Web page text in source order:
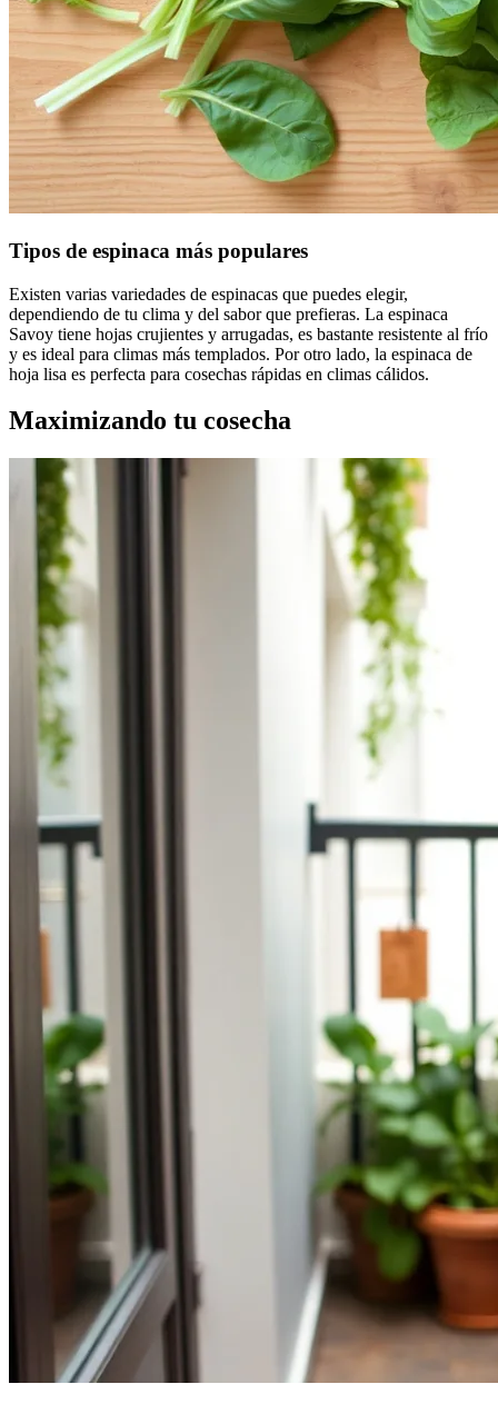
Tipos de espinaca más populares
Existen varias variedades de espinacas que puedes elegir,
dependiendo de tu clima y del sabor que prefieras. La espinaca
Savoy tiene hojas crujientes y arrugadas, es bastante resistente al frío
y es ideal para climas más templados. Por otro lado, la espinaca de
hoja lisa es perfecta para cosechas rápidas en climas cálidos.
Maximizando tu cosecha